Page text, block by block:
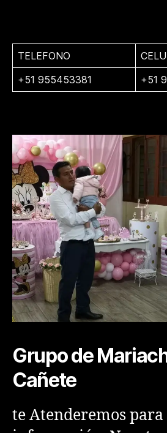
TELEFONO
+51 955453381
+51
Grupo de
Cañete
te Atenderemos